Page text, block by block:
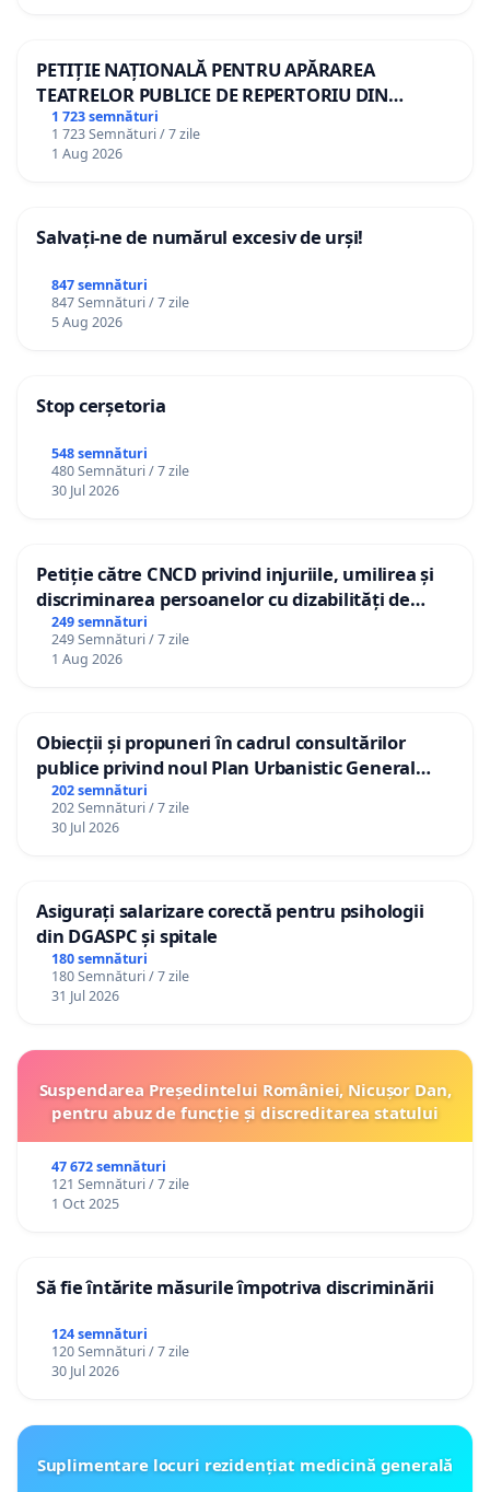
PETIȚIE NAȚIONALĂ PENTRU APĂRAREA
TEATRELOR PUBLICE DE REPERTORIU DIN
ROMÂNIA
1 723 semnături
1 723 Semnături / 7 zile
1 Aug 2026
Salvați-ne de numărul excesiv de urși!
847 semnături
847 Semnături / 7 zile
5 Aug 2026
Stop cerșetoria
548 semnături
480 Semnături / 7 zile
30 Jul 2026
Petiție către CNCD privind injuriile, umilirea și
discriminarea persoanelor cu dizabilități de
către utilizatorul TikTok „Gorici”
249 semnături
249 Semnături / 7 zile
1 Aug 2026
Obiecții și propuneri în cadrul consultărilor
publice privind noul Plan Urbanistic General
(PUG) Ialoveni
202 semnături
202 Semnături / 7 zile
30 Jul 2026
Asigurați salarizare corectă pentru psihologii
din DGASPC și spitale
180 semnături
180 Semnături / 7 zile
31 Jul 2026
Suspendarea Președintelui României, Nicușor Dan,
pentru abuz de funcție și discreditarea statului
47 672 semnături
121 Semnături / 7 zile
1 Oct 2025
Să fie întărite măsurile împotriva discriminării
124 semnături
120 Semnături / 7 zile
30 Jul 2026
Suplimentare locuri rezidențiat medicină generală